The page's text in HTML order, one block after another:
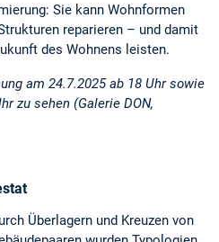
Sie kann Wohnformen
reparieren – und damit
des Wohnens leisten.
am 24.7.2025 ab 18 Uhr sowie
zu sehen (Galerie DON,
Überlagern und Kreuzen von